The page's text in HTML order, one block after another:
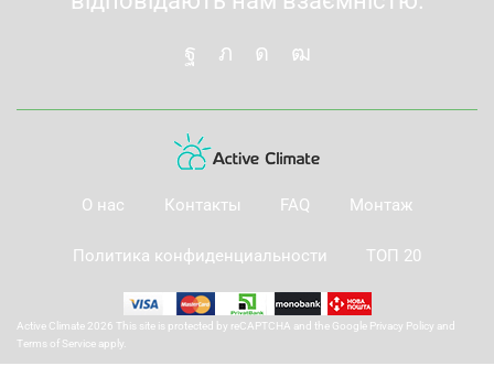
О нас Контакты FAQ Монтаж
Политика конфиденциальности ТОП 20
Active Climate 2026 This site is protected by reCAPTCHA and the Google Privacy Policy and
Terms of Service apply.